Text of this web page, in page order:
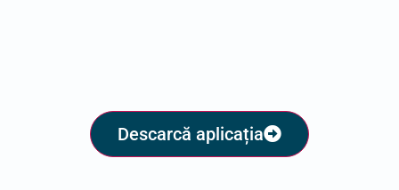
Descarcă aplicația